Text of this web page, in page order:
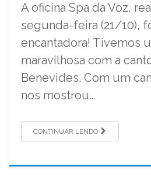
A oficina Spa da Voz,
segunda-feira (21/10),
encantadora! Tivemos
maravilhosa com a
Benevides. Com um
nos mostrou…
CONTINUAR LENDO